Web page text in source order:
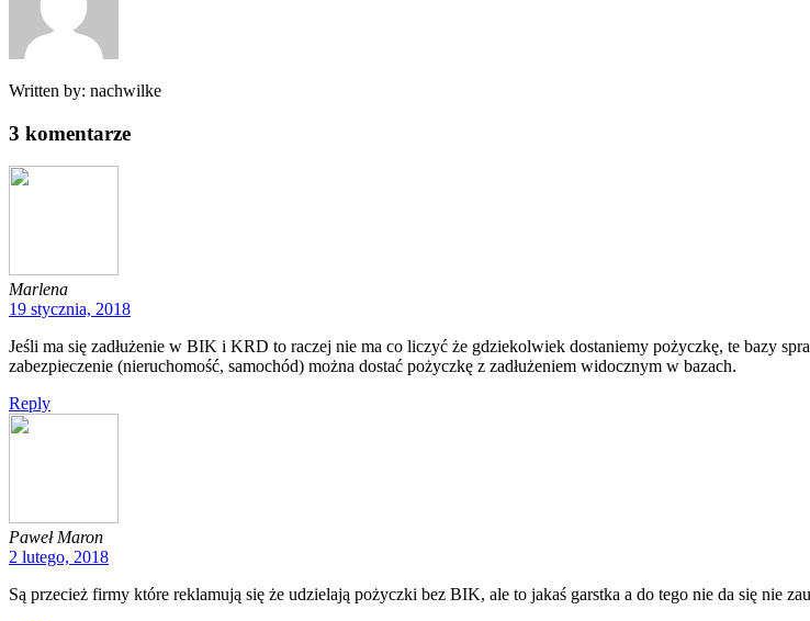
Written by: nachwilke
3 komentarze
Marlena
19 stycznia, 2018
Jeśli ma się zadłużenie w BIK i KRD to raczej nie ma co liczyć że gdziekolwiek dostaniemy pożyczkę, te bazy
zabezpieczenie (nieruchomość, samochód) można dostać pożyczkę z zadłużeniem widocznym w bazach.
Reply
Paweł Maron
2 lutego, 2018
Są przecież firmy które reklamują się że udzielają pożyczki bez BIK, ale to jakaś garstka a do tego nie da się nie